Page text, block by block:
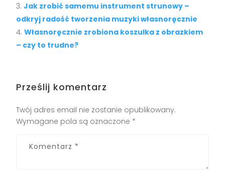
Jak zrobić samemu instrument strunowy –
odkryj radość tworzenia muzyki własnoręcznie
Własnoręcznie zrobiona koszulka z obrazkiem
– czy to trudne?
Prześlij komentarz
Twój adres email nie zostanie opublikowany.
Wymagane pola są oznaczone *